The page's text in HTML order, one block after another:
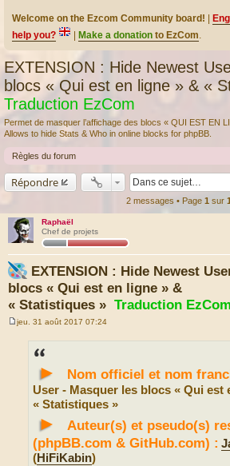
Welcome on the Ezcom Community board!
help you?
Make a donation to EzCom.
EXTENSION : Hide Newest
blocs « Qui est en ligne » & «
Traduction EzCom
Permet de masquer l’affichage des blocs « QUI EST EN
Allows to hide Stats & Who in online blocks for phpBB.
Règles du forum
Répondre
2 messages • Page 1 sur 1
Raphaël
Chef de projets
EXTENSION : Hide Newest
blocs « Qui est en ligne » &
« Statistiques » Traduction EzCom
M
jeu. 31 août 2017 07:24
► Nom officiel et nom
User - Masquer les blocs « Qui est
« Statistiques »
►
Auteur(s) et pseudo(s)
(phpBB.com & GitHub.com) :
(HiFiKabin)